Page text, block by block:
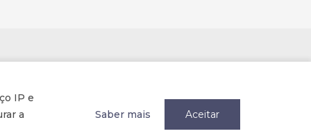
IP e
a
Saber mais Aceitar